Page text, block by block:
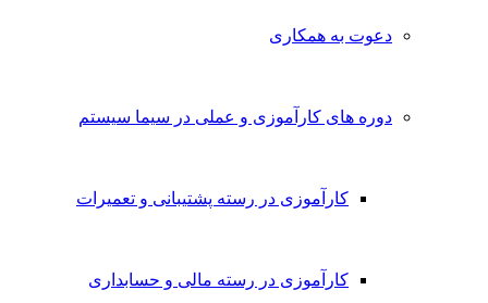
دعوت به همکاری
دوره های کارآموزی و عملی در سیما سیستم
کارآموزی در رسته پشتیبانی و تعمیرات
کارآموزی در رسته مالی و حسابداری